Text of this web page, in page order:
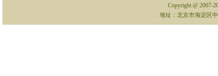
Copyright @ 2007-
地址：北京市海淀区